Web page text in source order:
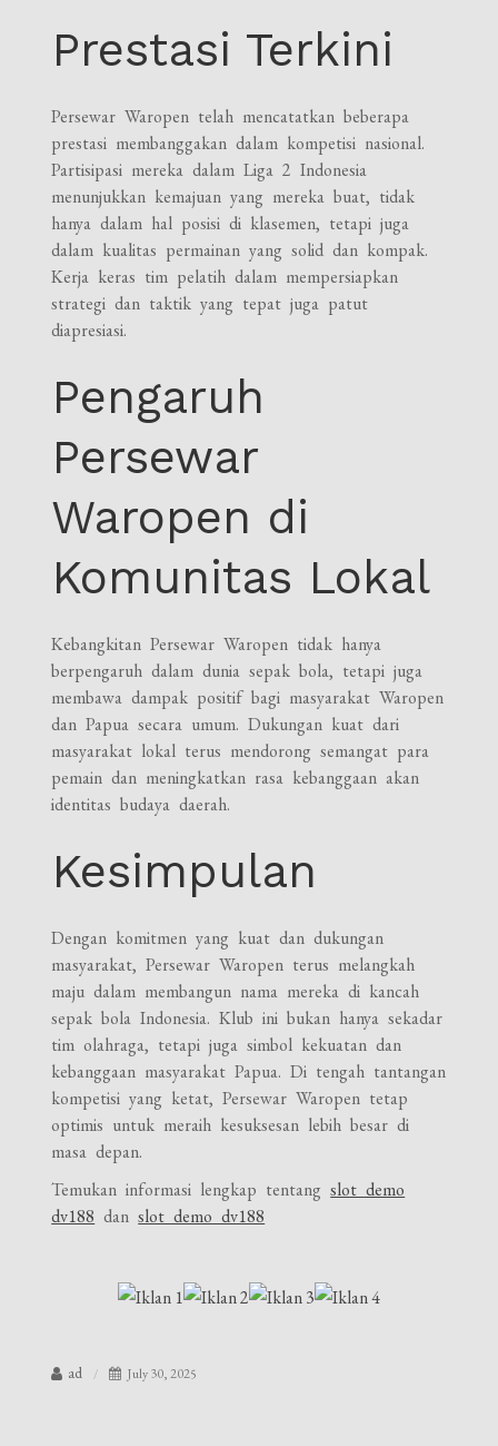
Prestasi Terkini
Persewar Waropen telah mencatatkan beberapa
prestasi membanggakan dalam kompetisi nasional.
Partisipasi mereka dalam Liga 2 Indonesia
menunjukkan kemajuan yang mereka buat, tidak
hanya dalam hal posisi di klasemen, tetapi juga
dalam kualitas permainan yang solid dan kompak.
Kerja keras tim pelatih dalam mempersiapkan
strategi dan taktik yang tepat juga patut
diapresiasi.
Pengaruh
Persewar
Waropen di
Komunitas Lokal
Kebangkitan Persewar Waropen tidak hanya
berpengaruh dalam dunia sepak bola, tetapi juga
membawa dampak positif bagi masyarakat Waropen
dan Papua secara umum. Dukungan kuat dari
masyarakat lokal terus mendorong semangat para
pemain dan meningkatkan rasa kebanggaan akan
identitas budaya daerah.
Kesimpulan
Dengan komitmen yang kuat dan dukungan
masyarakat, Persewar Waropen terus melangkah
maju dalam membangun nama mereka di kancah
sepak bola Indonesia. Klub ini bukan hanya sekadar
tim olahraga, tetapi juga simbol kekuatan dan
kebanggaan masyarakat Papua. Di tengah tantangan
kompetisi yang ketat, Persewar Waropen tetap
optimis untuk meraih kesuksesan lebih besar di
masa depan.
Temukan informasi lengkap tentangslot demo
dv188 danslot demo dv188
ad July 30, 2025